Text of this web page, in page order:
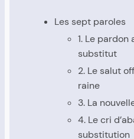
Les sept paroles
1. Le par­don
sub­sti­tut
2. Le salut
raine
3. La
4. Le cri
sub­sti­tu­tion